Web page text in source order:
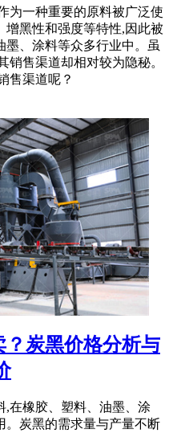
为一种重要的原料被广泛使
增黑性和强度等特性,因此被
墨、涂料等众多行业中。虽
销售渠道却相对较为隐秘。
售渠道呢？
炭黑价格分析与
,在橡胶、塑料、油墨、涂
。炭黑的需求量与产量不断